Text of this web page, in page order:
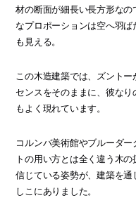
材の断面が細長い長方形な
なプロポーションは空へ羽
も見える。
この木造建築では、ズント
センスをそのままに、彼な
もよく現れています。
コルンバ美術館やブルーダ
トの用い方とは全く違う木
信じている姿勢が、建築を
しこにありました。